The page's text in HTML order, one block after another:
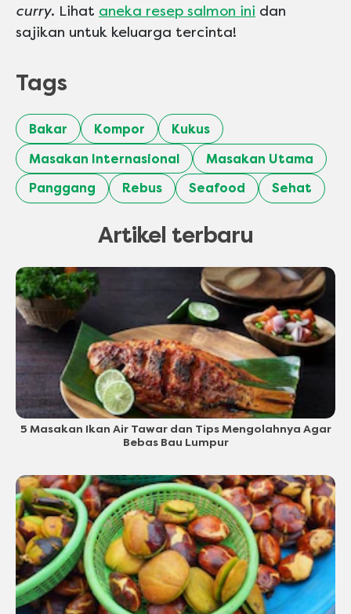
curry. Lihat aneka resep salmon ini dan
sajikan untuk keluarga tercinta!
Tags
Bakar Kompor
Kukus
Masakan Internasional
Masakan Utama
Panggang
Rebus Seafood Sehat
Artikel terbaru
5 Masakan Ikan Air Tawar dan Tips Mengolahnya Agar
Bebas Bau Lumpur